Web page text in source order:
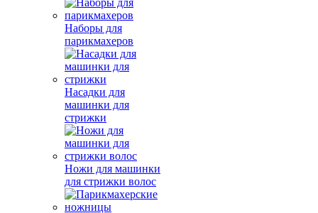
Наборы для
парикмахеров
Насадки для
машинки для
стрижки
Ножи для машинки
для стрижки волос